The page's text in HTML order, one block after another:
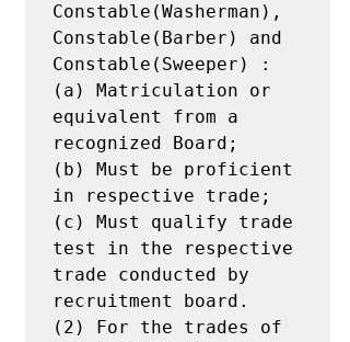
Constable(Washerman),
Constable(Barber) and
Constable(Sweeper) :
(a) Matriculation or
equivalent from a
recognized Board;
(b) Must be proficient
in respective trade;
(c) Must qualify trade
test in the respective
trade conducted by
recruitment board.
(2) For the trades of